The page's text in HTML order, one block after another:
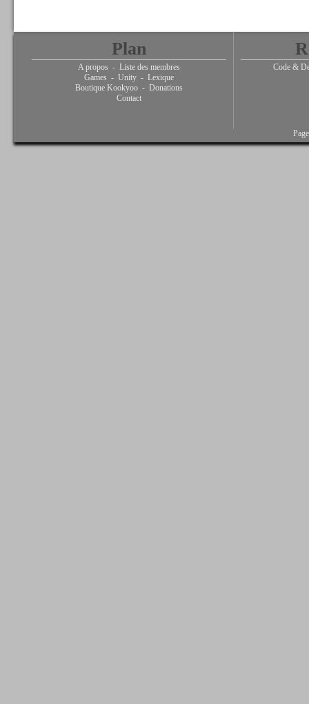
Plan
A propos - Liste des membres
Games - Unity - Lexique
Boutique Kookyoo - Donations
Contact
Code &